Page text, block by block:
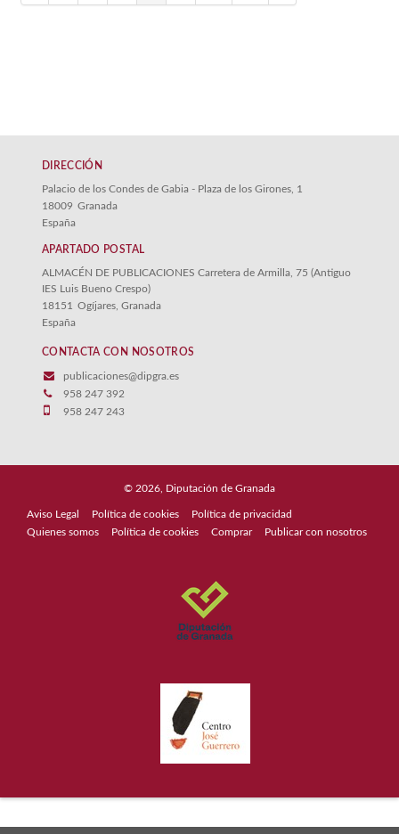
DIRECCIÓN
Palacio de los Condes de Gabia - Plaza de los Girones, 1
18009 Granada
España
APARTADO POSTAL
ALMACÉN DE PUBLICACIONES Carretera de Armilla, 75 (Antiguo
IES Luis Bueno Crespo)
18151 Ogíjares, Granada
España
CONTACTA CON NOSOTROS
publicaciones@dipgra.es
958 247 392
958 247 243
© 2026, Diputación de Granada
Aviso Legal Política de cookies
Política de privacidad
Quienes somos
Política de cookies Comprar Publicar con nosotros